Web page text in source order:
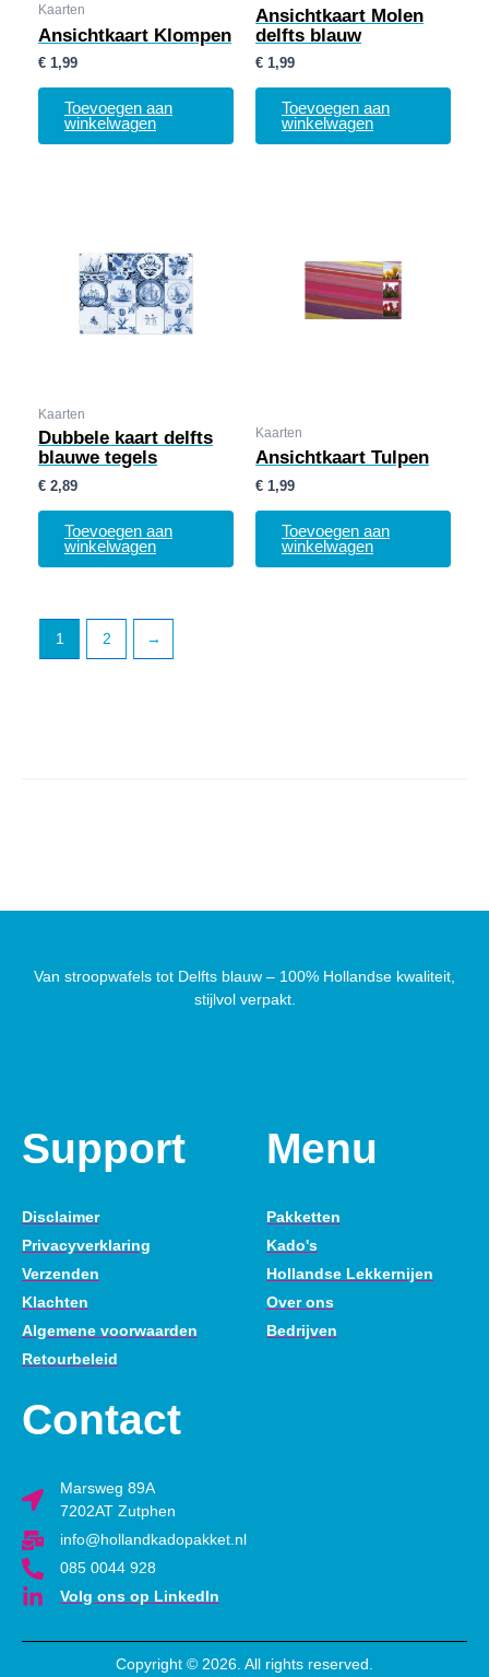
Kaarten
Ansichtkaart Klompen
€ 1,99
Toevoegen aan
winkelwagen
Ansichtkaart Molen
delfts blauw
€ 1,99
Toevoegen aan
winkelwagen
Kaarten
Dubbele kaart delfts
blauwe tegels
€ 2,89
Toevoegen aan
winkelwagen
Kaarten
Ansichtkaart Tulpen
€ 1,99
Toevoegen aan
winkelwagen
1 2 →
Van stroopwafels tot Delfts blauw – 100% Hollandse kwaliteit,
stijlvol verpakt.
Support
Disclaimer
Privacyverklaring
Verzenden
Klachten
Algemene voorwaarden
Retourbeleid
Menu
Pakketten
Kado's
Hollandse Lekkernijen
Over ons
Bedrijven
Contact
Marsweg 89A
7202AT Zutphen
info@hollandkadopakket.nl
085 0044 928
Volg ons op LinkedIn
Copyright © 2026. All rights reserved.